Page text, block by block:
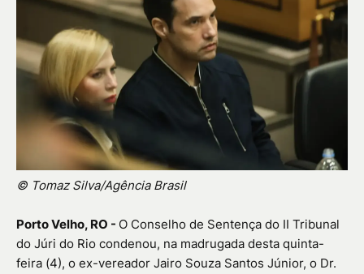
© Tomaz Silva/Agência Brasil
Porto Velho, RO - O Conselho de Sentença do II Tribunal
do Júri do Rio condenou, na madrugada desta quinta-
feira (4), o ex-vereador Jairo Souza Santos Júnior, o Dr.